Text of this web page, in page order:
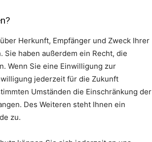
Herkunft, Empfänger und Zweck Ihrer
haben außerdem ein Recht, die
Wenn Sie eine Einwilligung zur
jederzeit für die Zukunft
Umständen die Einschränkung der
Des Weiteren steht Ihnen ein
zu.